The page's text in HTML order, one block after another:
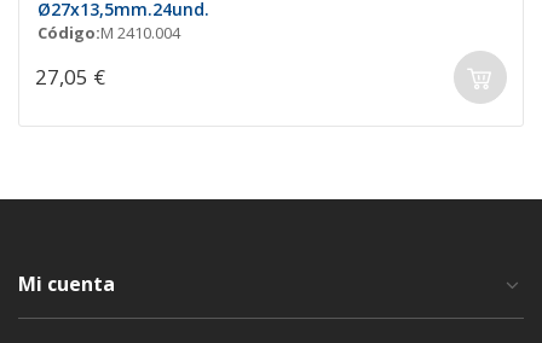
Ø27x13,5mm.24und.
Código:M 2410.004
27,05 €
Mi cuenta